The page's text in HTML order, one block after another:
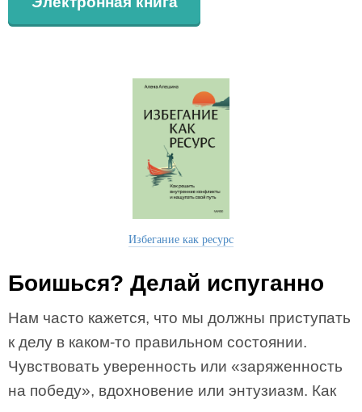
Избегание как ресурс
Боишься? Делай испуганно
Нам часто кажется, что мы должны приступать
к делу в каком-то правильном состоянии.
Чувствовать уверенность или «заряженность
на победу», вдохновение или энтузиазм. Как